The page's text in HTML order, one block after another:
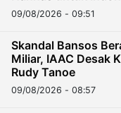
09/08/2026 - 09:51
Skandal Bansos
Miliar, IAAC Desak
Rudy Tanoe
09/08/2026 - 08:57